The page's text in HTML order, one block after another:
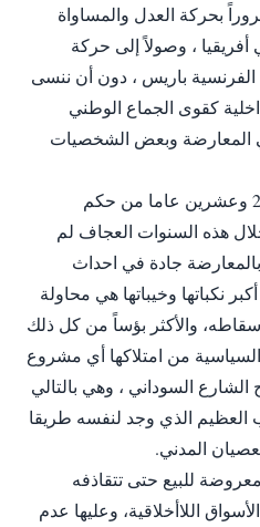
بحركة العدل والمساواة
، وصولاً إلى حركة
الفرنسية باريس ، دون أن ننسى
كقوى الجماع الوطني
المعارضة وبعض الشخصيات
الشعب السوداني الأبي صبر 27 وعشرين عاما من حكم
هذه السنوات العجاف لم
جادة في احداث
نكباتها وخيباتها هي محاولة
والأكثر بؤساً من كل ذلك
من امتلاكها أي مشروع
السوداني ، وهي بالتالي
العظيم الذي وجد لنفسه طريقا
المدني.
للبيع حتى تتقاذفه
اللاأخلاقية، وعليها عدم